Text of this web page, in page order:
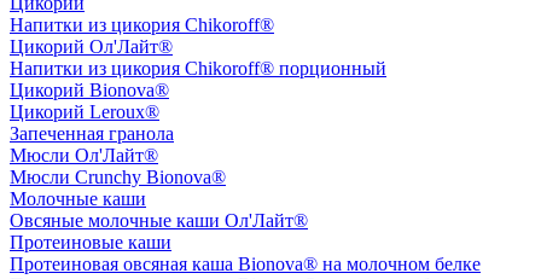
Напитки из цикория Chikoroff®
Цикорий Ол'Лайт®
Напитки из цикория Chikoroff® порционный
Цикорий Bionova®
Цикорий Leroux®
Запеченная гранола
Мюсли Ол'Лайт®
Мюсли Crunchy Bionova®
Молочные каши
Овсяные молочные каши Ол'Лайт®
Протеиновые каши
Протеиновая овсяная каша Bionova® на молочном белке